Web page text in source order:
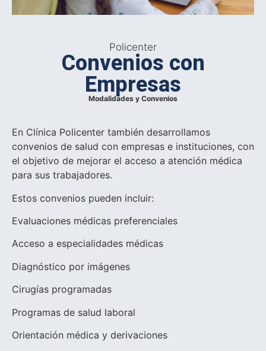
Policenter
Convenios con
Empresas
Modalidades y Convenios
En Clínica Policenter también desarrollamos
convenios de salud con empresas e instituciones, con
el objetivo de mejorar el acceso a atención médica
para sus trabajadores.
Estos convenios pueden incluir:
Evaluaciones médicas preferenciales
Acceso a especialidades médicas
Diagnóstico por imágenes
Cirugías programadas
Programas de salud laboral
Orientación médica y derivaciones